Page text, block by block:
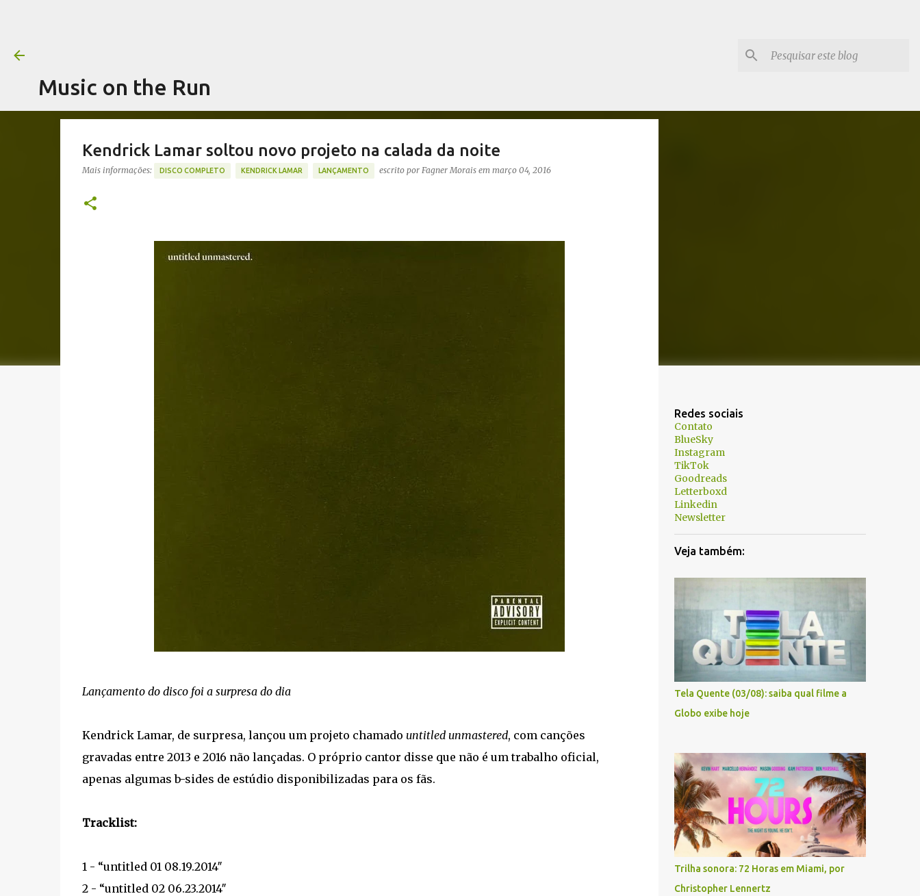
Music on the Run
Kendrick Lamar soltou novo projeto na calada da noite
Mais informações: DISCO COMPLETO KENDRICK LAMAR LANÇAMENTO escrito por Fagner Morais em março 04, 2016
Lançamento do disco foi a surpresa do dia
Kendrick Lamar, de surpresa, lançou um projeto chamado untitled unmastered, com canções
gravadas entre 2013 e 2016 não lançadas. O próprio cantor disse que não é um trabalho oficial,
apenas algumas b-sides de estúdio disponibilizadas para os fãs.
Tracklist:
1 - “untitled 01 08.19.2014″
2 - “untitled 02 06.23.2014″
Redes sociais
Contato
BlueSky
Instagram
TikTok
Goodreads
Letterboxd
Linkedin
Newsletter
Veja também:
Tela Quente (03/08): saiba qual filme a
Globo exibe hoje
Trilha sonora: 72 Horas em Miami, por
Christopher Lennertz